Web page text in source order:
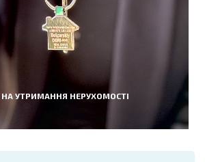
УТРИМАННЯ НЕРУХОМОСТІ